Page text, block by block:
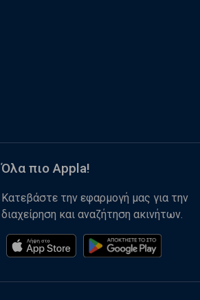
Όλα πιο Appla!
Κατεβάστε την εφαρμογή μας για την
διαχείρηση και αναζήτηση ακινήτων.